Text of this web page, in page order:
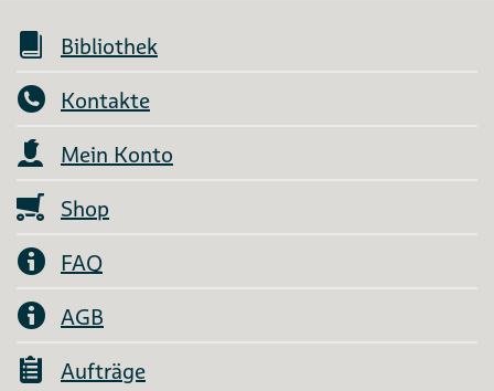
Bibliothek
Kontakte
Mein Konto
Shop
FAQ
AGB
Aufträge